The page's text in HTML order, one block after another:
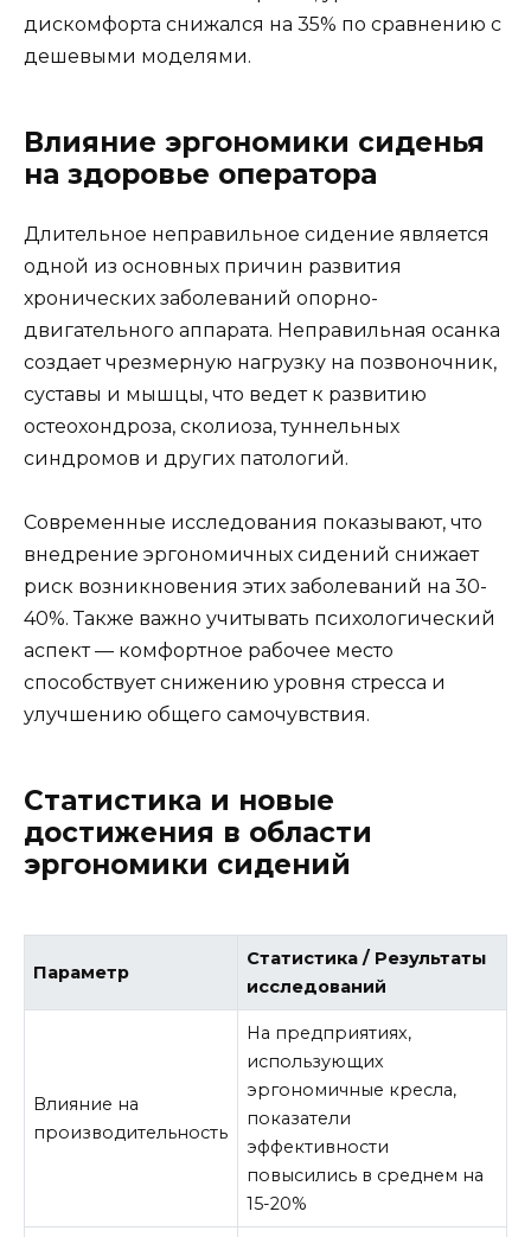
дискомфорта снижался на 35% по сравнению с
дешевыми моделями.
Влияние эргономики сиденья
на здоровье оператора
Длительное неправильное сидение является
одной из основных причин развития
хронических заболеваний опорно-
двигательного аппарата. Неправильная осанка
создает чрезмерную нагрузку на позвоночник,
суставы и мышцы, что ведет к развитию
остеохондроза, сколиоза, туннельных
синдромов и других патологий.
Современные исследования показывают, что
внедрение эргономичных сидений снижает
риск возникновения этих заболеваний на 30-
40%. Также важно учитывать психологический
аспект — комфортное рабочее место
способствует снижению уровня стресса и
улучшению общего самочувствия.
Статистика и новые
достижения в области
эргономики сидений
Параметр
Статистика / Результаты
исследований
Влияние на
производительность
На предприятиях,
использующих
эргономичные кресла,
показатели
эффективности
повысились в среднем на
15-20%